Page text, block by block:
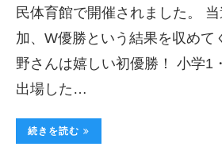
民体育館で開催されました。
加、W優勝という結果を収めて
野さんは嬉しい初優勝！ 小学1
出場した…
続きを読む